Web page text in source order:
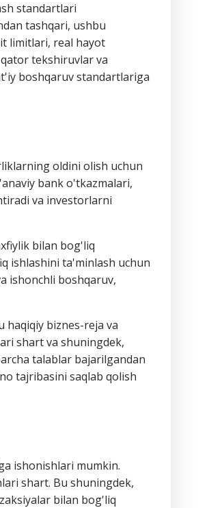
standartlari
tashqari, ushbu
limitlari, real hayot
tekshiruvlar va
boshqaruv standartlariga
oldini olish uchun
bank o'tkazmalari,
va investorlarni
bilan bog'liq
ishlashini ta'minlash uchun
ishonchli boshqaruv,
haqiqiy biznes-reja va
shart va shuningdek,
talablar bajarilgandan
tajribasini saqlab qolish
ishonishlari mumkin.
shart. Bu shuningdek,
bilan bog'liq